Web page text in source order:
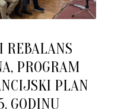
REBALANS
PROGRAM
PLAN
GODINU